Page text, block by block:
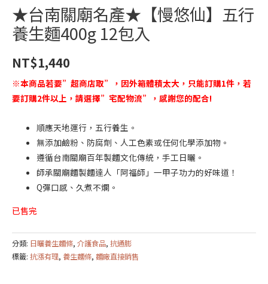
★台南關廟名產★【慢悠仙】五行
養生麵400g 12包入
NT$1,440
※本商品若要”超商店取”，因外箱體積太大，只能訂購1件，若
要訂購2件以上，請選擇”宅配物流”，感謝您的配合!
順應天地運行，五行養生。
無添加鹼粉、防腐劑、人工色素或任何化學添加物。
遵循台南關廟百年製麵文化傳統，手工日曬。
師承關廟麵製麵達人「阿福師」一甲子功力的好味道！
Q彈口感、久煮不爛。
已售完
分類: 日曬養生麵條, 介護食品, 抗通膨
標籤: 抗漲有理, 養生麵條, 麵廠直接銷售